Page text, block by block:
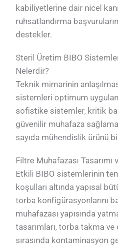
kabiliyetlerine dair nicel
ruhsatlandırma
destekler.
Steril Üretim BIBO
Nelerdir?
Teknik mimarinin
sistemleri optimum
sofistike sistemler, kritik
güvenilir muhafaza
sayıda mühendislik ürünü
Filtre Muhafazası Tasarımı
Etkili BIBO sistemlerinin
koşulları altında yapısal
torba konfigürasyonlarını
muhafazası yapısında
tasarımları, torba takma
sırasında kontaminasyon